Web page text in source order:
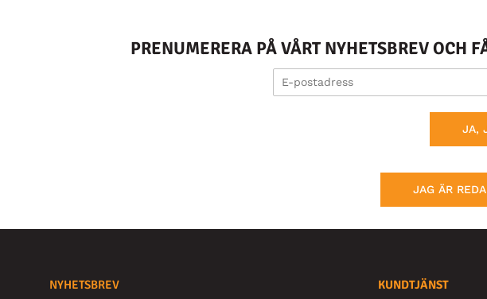
PRENUMERERA PÅ VÅRT NYHETSBREV OCH
JA,
JAG ÄR
NYHETSBREV KUNDTJÄNST